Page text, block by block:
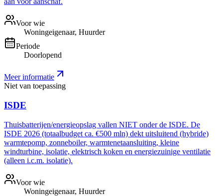
Voor wie
Woningeigenaar, Huurder
Periode
Doorlopend
Meer informatie
Niet van toepassing
ISDE
Thuisbatterijen/energieopslag vallen NIET onder de ISDE. De
ISDE 2026 (totaalbudget ca. €500 mln) dekt uitsluitend (hybride)
warmtepomp, zonneboiler, warmtenetaansluiting, kleine
windturbine, isolatie, elektrisch koken en energiezuinige ventilatie
(alleen i.c.m. isolatie).
Voor wie
Woningeigenaar, Huurder